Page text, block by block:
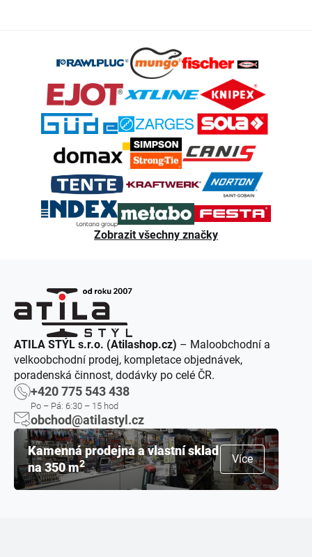
Zobrazit všechny značky
ATILA STÝL s.r.o. (Atilashop.cz) – Maloobchodní a
velkoobchodní prodej, kompletace objednávek,
poradenská činnost, dodávky po celé ČR.
+420 775 543 438
Po – Pá: 6:30 – 15 hod
obchod@atilastyl.cz
Kamenná prodejna a vlastní sklad
na 350 m2 Více